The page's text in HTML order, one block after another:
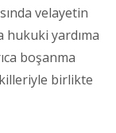
velayetin
hukuki yardıma
boşanma
birlikte